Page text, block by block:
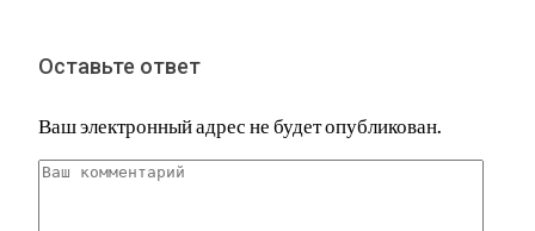
Оставьте ответ
Ваш электронный адрес не будет опубликован.